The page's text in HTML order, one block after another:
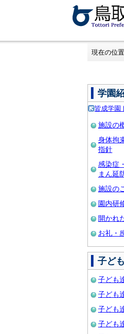
現在の位置
学園
皆成学園
施設の
身体拘
指針
感染症
まん延
施設の
園内研
開かれ
お礼・
子ど
子ども
子ども
子ども
子ども